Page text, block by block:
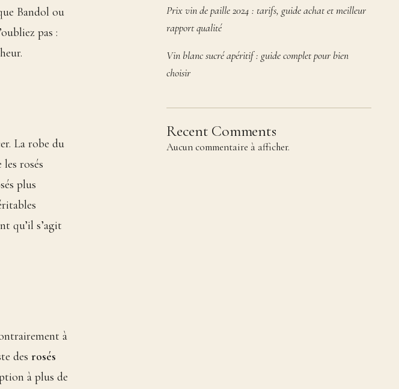
Bandol ou
pas :
La robe du
rosés
plus
qu’il s’agit
à
des rosés
à plus de
Prix vin de paille 2024 : tarifs, guide achat et meilleur
rapport qualité
Vin blanc sucré apéritif : guide complet pour bien
choisir
Recent Comments
Aucun commentaire à afficher.